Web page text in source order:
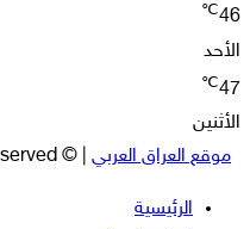
46
℃
الأحد
47
℃
الأثنين
موقع العراق العربي | © Copyright 2026, All Rights Reserved
الرئيسية